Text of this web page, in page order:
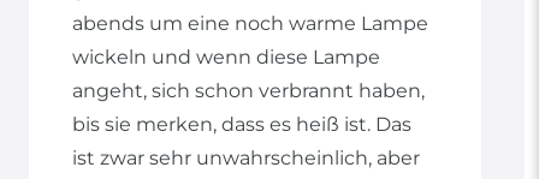
abends um eine noch warme Lampe
wickeln und wenn diese Lampe
angeht, sich schon verbrannt haben,
bis sie merken, dass es heiß ist. Das
ist zwar sehr unwahrscheinlich, aber